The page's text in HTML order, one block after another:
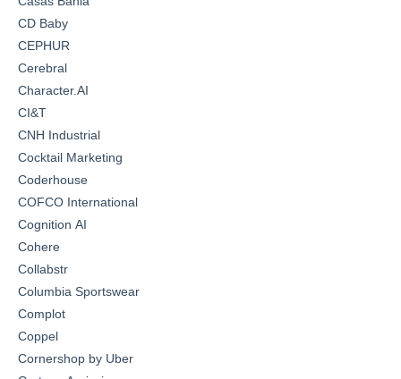
CD Baby
CEPHUR
Cerebral
Character.AI
CI&T
CNH Industrial
Cocktail Marketing
Coderhouse
COFCO International
Cognition AI
Cohere
Collabstr
Columbia Sportswear
Complot
Coppel
Cornershop by Uber